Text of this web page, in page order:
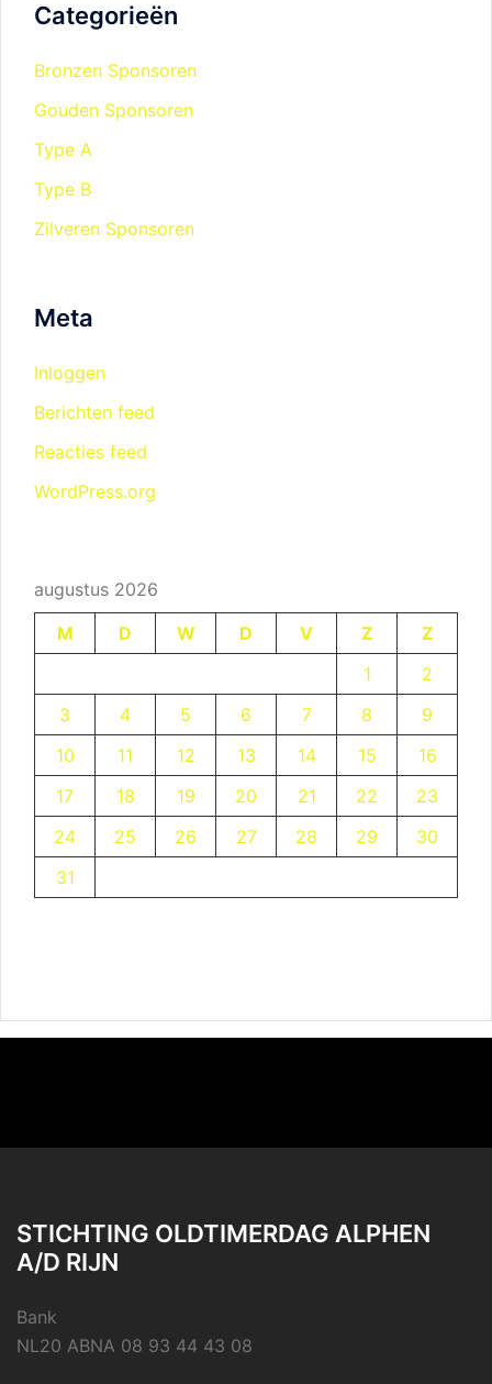
Categorieën
Bronzen Sponsoren
Gouden Sponsoren
Type A
Type B
Zilveren Sponsoren
Meta
Inloggen
Berichten feed
Reacties feed
WordPress.org
augustus 2026
M
D W D V Z
Z
1
2
3
4 5 6 7 8
9
10
11 12 13 14 15
16
17
18 19 20 21 22
23
24
25 26 27 28 29
30
31
STICHTING OLDTIMERDAG ALPHEN
A/D RIJN
Bank
NL20 ABNA 08 93 44 43 08